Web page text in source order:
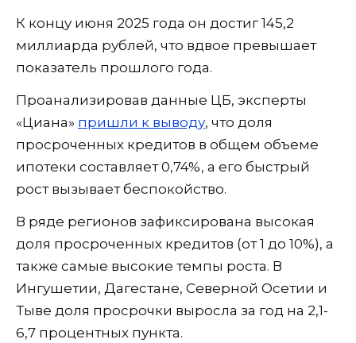
К концу июня 2025 года он достиг 145,2
миллиарда рублей, что вдвое превышает
показатель прошлого года.
Проанализировав данные ЦБ, эксперты
«Циана» пришли к выводу, что доля
просроченных кредитов в общем объеме
ипотеки составляет 0,74%, а его быстрый
рост вызывает беспокойство.
В ряде регионов зафиксирована высокая
доля просроченных кредитов (от 1 до 10%), а
также самые высокие темпы роста. В
Ингушетии, Дагестане, Северной Осетии и
Тыве доля просрочки выросла за год на 2,1-
6,7 процентных пункта.